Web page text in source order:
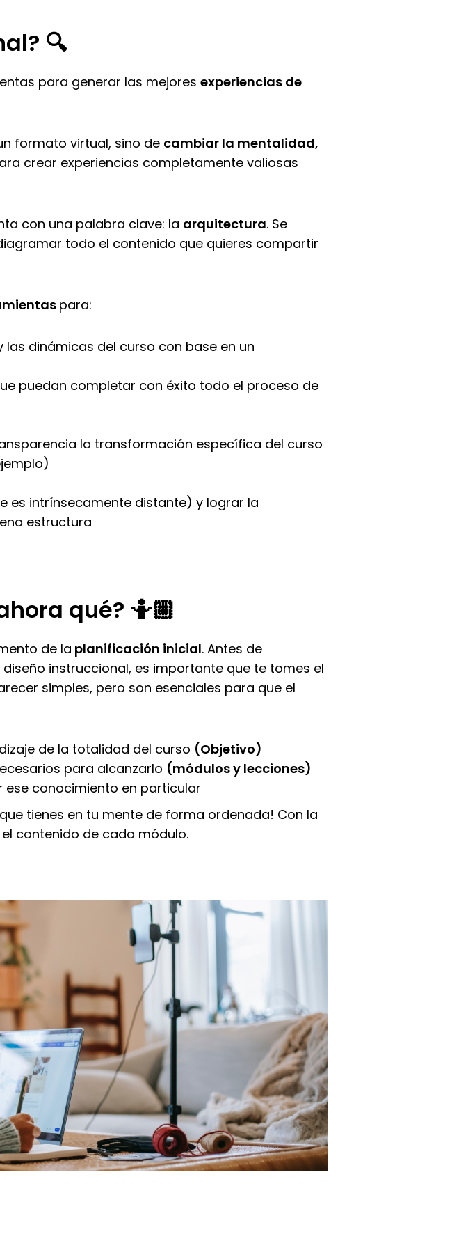
🔍
para generar las mejores experiencias de
formato virtual, sino de cambiar la mentalidad,
crear experiencias completamente valiosas
con una palabra clave: la arquitectura. Se
todo el contenido que quieres compartir
para:
dinámicas del curso con base en un
puedan completar con éxito todo el proceso de
la transformación específica del curso
es intrínsecamente distante) y lograr la
estructura
qué? 🤷🏼
de la planificación inicial. Antes de
instruccional, es importante que te tomes el
simples, pero son esenciales para que el
de la totalidad del curso (Objetivo)
para alcanzarlo (módulos y lecciones)
conocimiento en particular
que tienes en tu mente de forma ordenada! Con la
contenido de cada módulo.